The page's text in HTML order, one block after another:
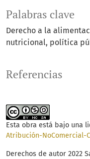
Palabras clave
Derecho a la
nutricional política
Referencias
Esta obra está bajo una
Atribución-NoComercial-
Derechos de autor 2022